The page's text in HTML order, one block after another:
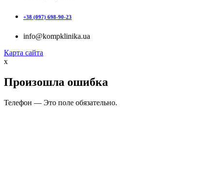
+38 (097) 698-90-23
info@kompklinika.ua
Карта сайта
x
Произошла ошибка
Телефон — Это поле обязательно.